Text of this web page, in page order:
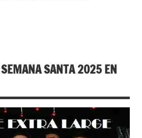
SEMANA SANTA 2025 EN